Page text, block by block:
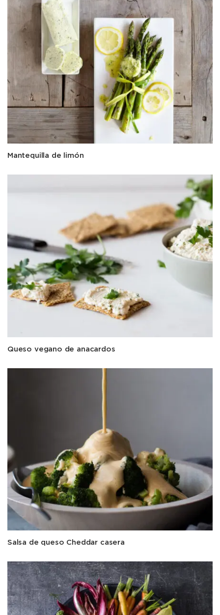
Mantequilla de limón
Queso vegano de anacardos
Salsa de queso Cheddar casera